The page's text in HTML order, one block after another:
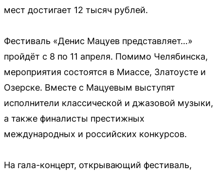
мест достигает 12 тысяч рублей.
Фестиваль «Денис Мацуев представляет…»
пройдёт с 8 по 11 апреля. Помимо Челябинска,
мероприятия состоятся в Миассе, Златоусте и
Озерске. Вместе с Мацуевым выступят
исполнители классической и джазовой музыки,
а также финалисты престижных
международных и российских конкурсов.
На гала-концерт, открывающий фестиваль,